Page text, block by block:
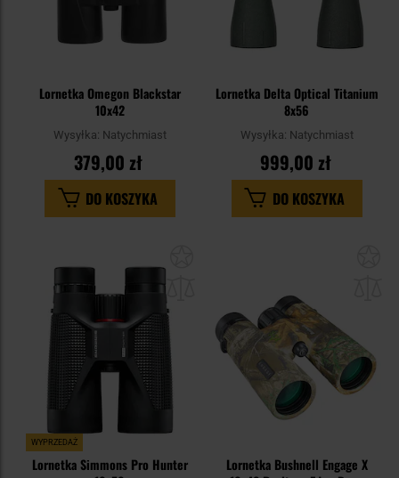
Lornetka Omegon Blackstar
10x42
Wysyłka: Natychmiast
379,00 zł
DO KOSZYKA
Lornetka Delta Optical Titanium
8x56
Wysyłka: Natychmiast
999,00 zł
DO KOSZYKA
WYPRZEDAŻ
Lornetka Simmons Pro Hunter
Lornetka Bushnell Engage X